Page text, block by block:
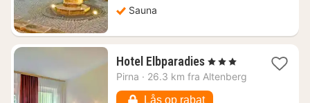
Sauna
Hotel Elbparadies1
nat
1189
, 3 Stjerner
Pirna · 26.3 km fra Altenberg
Lås op rabat